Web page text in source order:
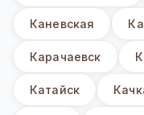
Каневская
Карачаевск
Катайск